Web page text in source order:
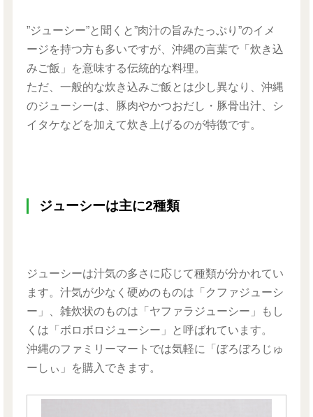
”ジューシー”と聞くと”肉汁の旨みたっぷり”のイメ
ージを持つ方も多いですが、沖縄の言葉で「炊き込
みご飯」を意味する伝統的な料理。
ただ、一般的な炊き込みご飯とは少し異なり、沖縄
のジューシーは、豚肉やかつおだし・豚骨出汁 、シ
イタケなどを加えて炊き上げるのが特徴です。
ジューシーは主に2種類
ジューシーは汁気の多さに応じて種類が分かれてい
ます。汁気が少なく硬めのものは「クファジューシ
ー」、雑炊状のものは「ヤファラジューシー」もし
くは「ボロボロジューシー」と呼ばれています。
沖縄のファミリーマートでは気軽に「ぼろぼろじゅ
ーしぃ」を購入できます。